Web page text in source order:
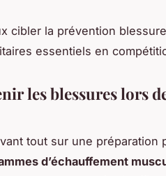
cibler la prévention
essentiels en
les blessures lors
tout sur une préparation
d’échauffement